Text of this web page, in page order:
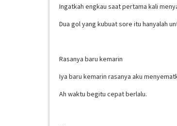
Ingatkah engkau saat pertama kali
Dua gol yang kubuat sore itu hanyalah
Rasanya baru kemarin
Iya baru kemarin rasanya aku
Ah waktu begitu cepat berlalu.